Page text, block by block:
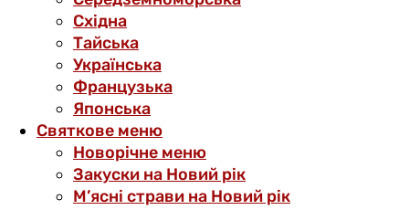
Східна
Тайська
Українська
Французька
Японська
Святкове меню
Новорічне меню
Закуски на Новий рік
М’ясні страви на Новий рік